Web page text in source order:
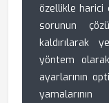
özellikle harici
sorunun
kaldırılarak
yöntem
ayarlarının